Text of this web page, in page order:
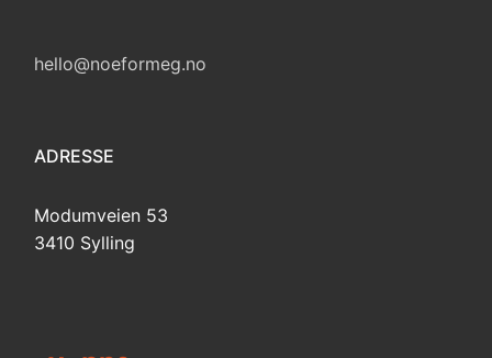
hello@noeformeg.no
ADRESSE
Modumveien 53
3410 Sylling